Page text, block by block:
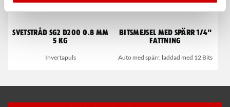
Svetstråd SG2 D200 0.8 mm
5 kg
Invertapuls
Bitsmejsel med spärr 1/4"
fattning
Auto med spärr, laddad med 12 Bits